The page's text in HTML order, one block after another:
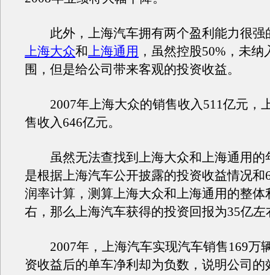
此外，上海汽车拥有两个盈利能力很强
上海大众和上海通用 ，虽然控股50%，未
围，但是给公司带来客观的投资收益。
2007年上海大众的销售收入511亿元，
售收入646亿元。
虽然无法查找到上海大众和上海通用的
是根据上海汽车公开披露的投资收益情况和
润率计算，测算上海大众和上海通用的整体
右，那么上海汽车获得的投资回报为35亿左
2007年，上海汽车实现汽车销售169万
资收益后的单车净利却为负数，说明公司的